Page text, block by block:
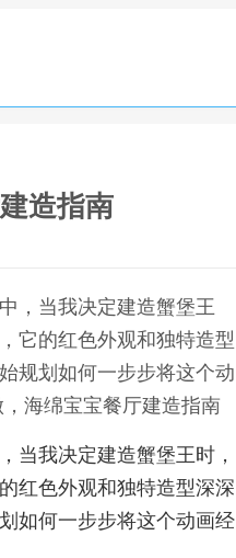
造指南
，当我决定建造蟹堡王
它的红色外观和独特造型
规划如何一步步将这个动
海绵宝宝餐厅建造指南
当我决定建造蟹堡王时，
红色外观和独特造型深深
如何一步步将这个动画经